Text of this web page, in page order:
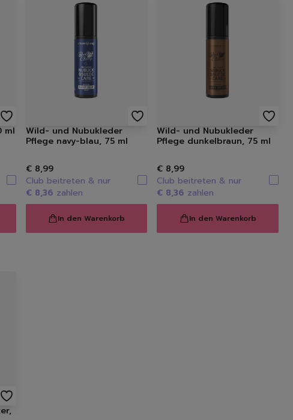
ml
Wild- und Nubukleder
Pflege navy-blau, 75 ml
€ 8,99
Club beitreten & nur
€ 8,36 zahlen
In den Warenkorb
Wild- und Nubukleder
Pflege dunkelbraun, 75 ml
€ 8,99
Club beitreten & nur
€ 8,36 zahlen
In den Warenkorb